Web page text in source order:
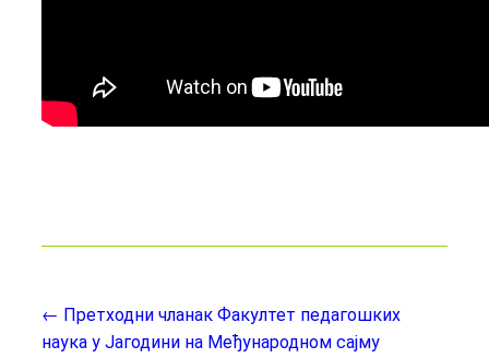
← Претходни чланак Факултет педагошких
наука у Јагодини на Међународном сајму